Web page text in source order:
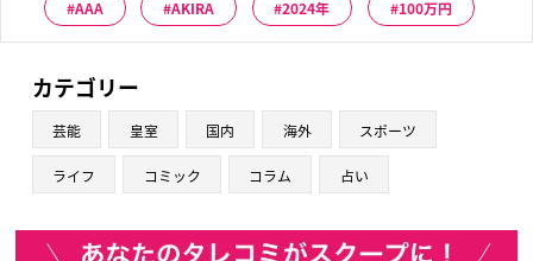
AAA AKIRA 2024年 100万円
カテゴリー
芸能 皇室 国内 海外 スポーツ
ライフ コミック コラム 占い